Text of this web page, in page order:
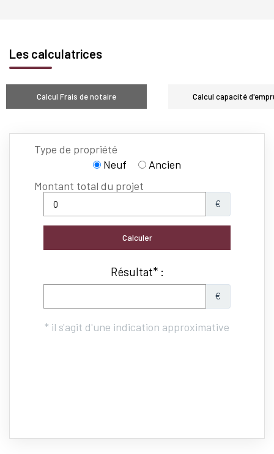
Les calculatrices
Calcul Frais de notaire Calcul capacité